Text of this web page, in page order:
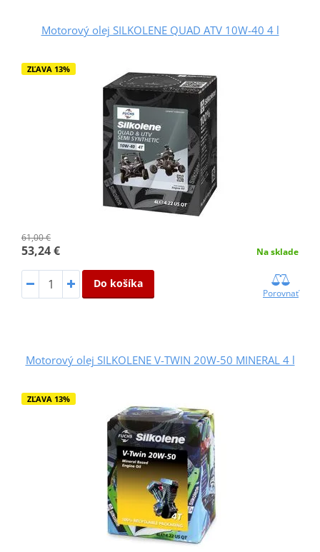
Motorový olej SILKOLENE QUAD ATV 10W-40 4 l
ZĽAVA 13%
61,00 €
53,24 € Na sklade
Do košíka
Porovnať
Motorový olej SILKOLENE V-TWIN 20W-50 MINERAL 4 l
ZĽAVA 13%